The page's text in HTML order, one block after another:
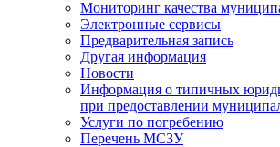
Мониторинг качества
Электронные сервисы
Предварительная запись
Другая информация
Новости
Информация о типичных
при предоставлении
Услуги по погребению
Перечень МСЗУ